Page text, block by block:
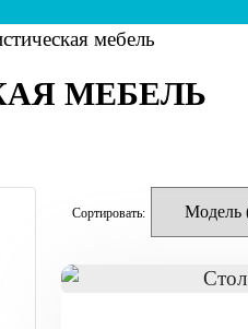
мебель
МЕБЕЛЬ
Сортировать: